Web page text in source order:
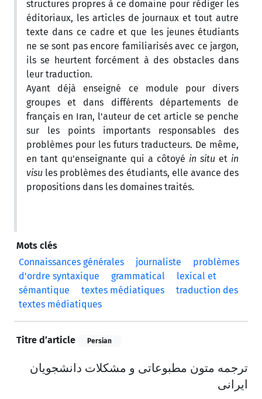
structures propres à ce domaine pour rédiger les
éditoriaux, les articles de journaux et tout autre
texte dans ce cadre et que les jeunes étudiants
ne se sont pas encore familiarisés avec ce jargon,
ils se heurtent forcément à des obstacles dans
leur traduction.
Ayant déjà enseigné ce module pour divers
groupes et dans différents départements de
français en Iran, l'auteur de cet article se penche
sur les points importants responsables des
problèmes pour les futurs traducteurs. De même,
en tant qu'enseignante qui a côtoyé in situ et in
visu les problèmes des étudiants, elle avance des
propositions dans les domaines traités.
Mots clés
Connaissances générales
journaliste
problèmes
d'ordre syntaxique
grammatical
lexical et
sémantique
textes médiatiques
traduction des
textes médiatiques
Titre d’article Persian
ترجمه متون مطبوعاتی و مشکلات دانشجویان
ایرانی